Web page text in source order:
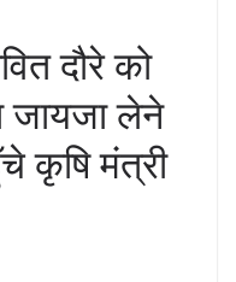
दौरे को
लेने
कृषि मंत्री